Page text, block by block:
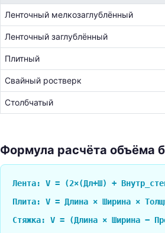
Ленточный мелкозаглублённый
Ленточный заглублённый
Плитный
Свайный ростверк
Столбчатый
Формула расчёта объёма
Лента: V = (2×(Дл+Ш) +
Плита: V = Длина × Ширина ×
Стяжка: V = (Длина × Ширина −